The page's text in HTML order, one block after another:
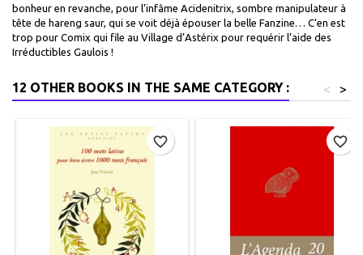
bonheur en revanche, pour l’infâme Acidenitrix, sombre manipulateur à
tête de hareng saur, qui se voit déjà épouser la belle Fanzine… C’en est
trop pour Comix qui file au Village d’Astérix pour requérir l’aide des
Irréductibles Gaulois !
12 OTHER BOOKS IN THE SAME CATEGORY : >
<
favorite_border favorite_border